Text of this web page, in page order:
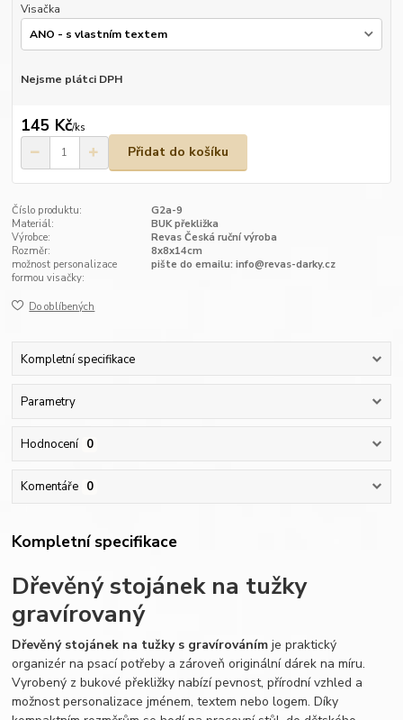
Visačka
Nejsme plátci DPH
145 Kč/ks
Přidat do košíku
Číslo produktu:
G2a-9
Materiál:
BUK překližka
Výrobce:
Revas Česká ruční výroba
Rozměr:
8x8x14cm
možnost personalizace
formou visačky:
pište do emailu: info@revas-darky.cz
Do oblíbených
Kompletní specifikace
Parametry
Hodnocení 0
Komentáře 0
Kompletní specifikace
Dřevěný stojánek na tužky
gravírovaný
Dřevěný stojánek na tužky s gravírováním je praktický
organizér na psací potřeby a zároveň originální dárek na míru.
Vyrobený z bukové překližky nabízí pevnost, přírodní vzhled a
možnost personalizace jménem, textem nebo logem. Díky